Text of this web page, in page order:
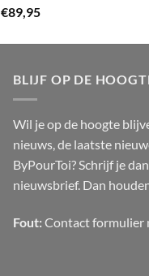
€89,95
BLIJF OP DE
Wil je op de hoogte
nieuws, de laatste
ByPourToi? Schrijf je
nieuwsbrief. Dan
Fout: Contact formulier